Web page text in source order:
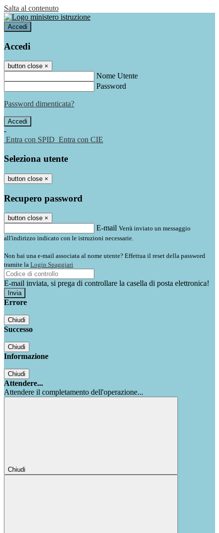
Salta al contenuto
Accedi
Accedi
button close ×
Nome Utente
Password
Password dimenticata?
-
Entra con SPID Entra con CIE
Seleziona utente
button close ×
Recupero password
button close ×
E-mail Verrà inviato un messaggio
all'indirizzo indicato con le istruzioni necessarie.
Non hai una e-mail associata al nome utente? Effettua il reset della password
tramite la Login Spaggiari
E-mail inviata, si prega di controllare la casella di posta elettronica!
Errore
Chiudi
Successo
Chiudi
Informazione
Chiudi
Attendere...
Attendere il completamento dell'operazione...
Chiudi